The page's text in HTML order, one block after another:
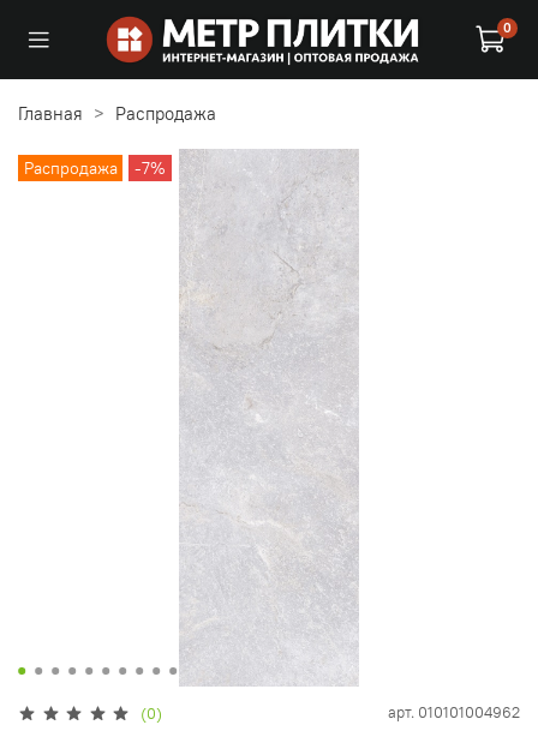
0
Главная Распродажа
Распродажа -7%
(0) арт. 010101004962